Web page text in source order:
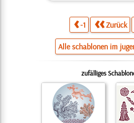
-1 Zurück
Alle schablonen im
zufälliges